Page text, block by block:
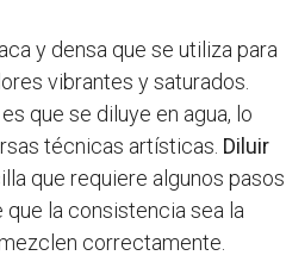
y densa que se utiliza para
vibrantes y saturados.
que se diluye en agua, lo
técnicas artísticas. Diluir
que requiere algunos pasos
la consistencia sea la
correctamente.